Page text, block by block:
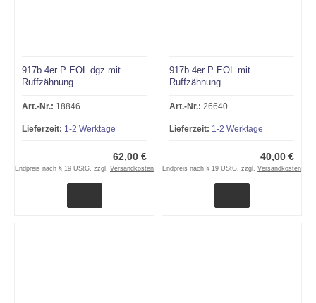
917b 4er P EOL dgz mit
Ruffzähnung
Art.-Nr.: 18846
Lieferzeit: 1-2 Werktage
62,00 €
Endpreis nach § 19 UStG. zzgl. Versandkosten
917b 4er P EOL mit
Ruffzähnung
Art.-Nr.: 26640
Lieferzeit: 1-2 Werktage
40,00 €
Endpreis nach § 19 UStG. zzgl. Versandkosten